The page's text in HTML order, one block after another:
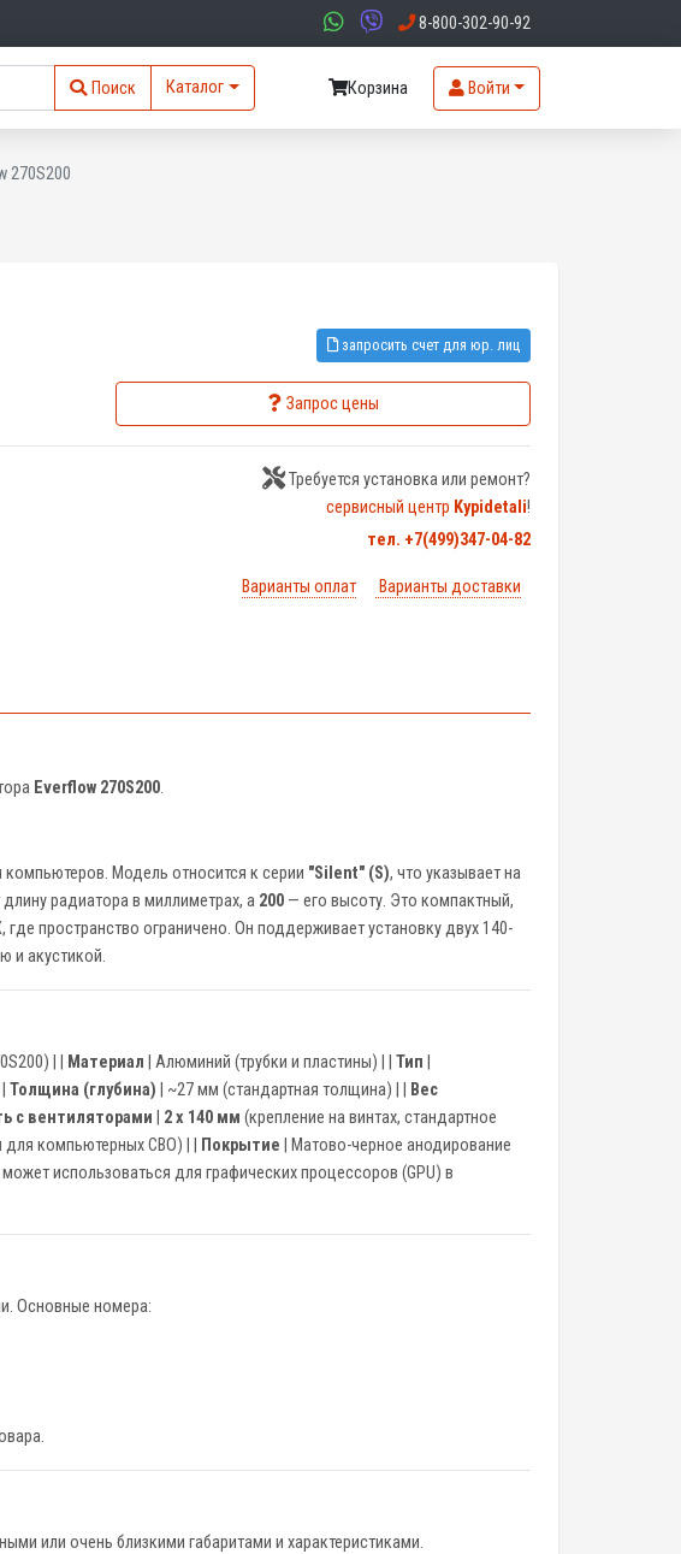
8-800-302-90-92
Поиск Каталог Корзина Войти
270S200
запросить счет для юр. лиц
Запрос цены
Требуется установка или ремонт?
сервисный центр Kypidetali!
тел. +7(499)347-04-82
Варианты оплат Варианты доставки
Everflow 270S200.
Модель относится к серии "Silent" (S), что указывает на
радиатора в миллиметрах, а 200 — его высоту. Это компактный,
пространство ограничено. Он поддерживает установку двух 140-
и акустикой.
| | Материал | Алюминий (трубки и пластины) | | Тип
Толщина (глубина) | ~27 мм (стандартная толщина) | |
Вес
с вентиляторами 2 x 140 мм (крепление на винтах, стандартное
для компьютерных СВО) | | Покрытие | Матово-черное анодирование
использоваться для графических процессоров (GPU) в
Основные номера:
или очень близкими габаритами и характеристиками.